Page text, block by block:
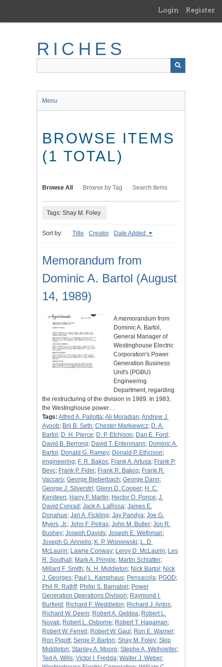
main
Login Register
RICHES
Menu
BROWSE ITEMS
(1 TOTAL)
Browse All Browse by Tag Search Items
Tags: Shay M. Foley
Sort by: Title Creator Date Added
Memorandum from
Dominic A. Bartol (August
14, 1989)
A memorandum from
Dominic A. Bartol,
General Manager of
Westinghouse Electric
Corporation's Power
Generation Business
Unit's (PGBU)
Engineering
Department, regarding
the restructuring of the division in 1989. In 1983,
the Westinghouse power…
Tags: Alfred A. Pallotta;Ali Moradian;Andrew J.
Ayoob; Brij B. Seth; Chester Markiewicz; D. A.
Bartol ; D. H. Pierce; D. P. Etchison; Dan E. Ford ;
David B. Berrong; David T. Entenmann; Dominic A.
Bartol ; Donald G. Ramey; Donald P. Ethcison;
engineering; F. R. Bakos; Frank A. Artusa; Frank P.
Bevc; Frank P. Fidei; Frank R. Bakos; Frank R.
Vaccaro; George Bieberbach; George Dann;
George J. Silverstri; Glenn D. Cooper; H. C.
Kersteen; Harry F. Martin; Hector O. Ponce; J.
David Conrad ; Jack A. LaRosa; James E.
Donahue; Jan A. Fickling; Jay Pandya; Joe G.
Myers, Jr.; John F. Petras; John M. Butler; Jon R.
Bushey; Joseph Davids; Joseph E. Wethman;
Joseph G. Annello; K. P. Wisniewski; L. D.
McLaurin; Lawrie Conway; Leroy D. McLaurin; Les
R. Southall ; Mark A. Pringle; Martin Schlatter;
Millard F. Smith; N. H. Middleton; Nick Bartol ; Nick
J. Georges; Paul L. Kamphaus; Pensacola; PGOD;
Phil R. Ratliff; Philip S. Barnabei; Power
Generation Operations Division; Raymond I.
Burfield ; Richard F. Weddleton; Richard J. Antos;
Richard W. Deem; Robert A. Gebbia; Robert L.
Novak; Robert L. Osborne; Robert T. Hagaman;
Robert W. Ferrell ; Robert W. Gaul ; Ron E. Warner;
Ron Pigott; Serge P. Barton; Shay M. Foley; Skip
Middleton; Stanley A. Moore; Stephe A. Welhoelter;
Ted A. Wills; Victor I. Fredda; Walter J. Weber;